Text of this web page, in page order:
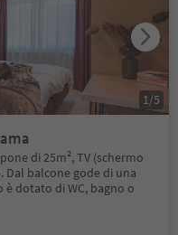
di 25m², TV (schermo
Dal balcone gode di una
dotato di WC, bagno o
1 /5